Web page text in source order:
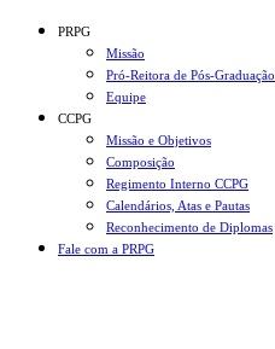
Conteúdo principal
PRPG
Missão
Pró-Reitora de Pós-Graduação
Equipe
CCPG
Missão e Objetivos
Composição
Regimento Interno CCPG
Calendários, Atas e Pautas
Reconhecimento de Diplomas
Fale com a PRPG